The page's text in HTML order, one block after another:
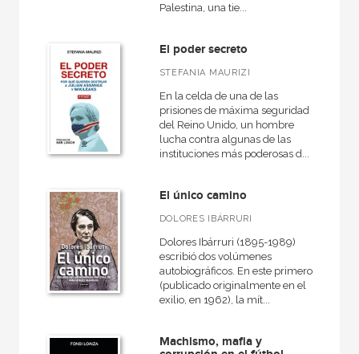
Palestina, una tie...
El poder secreto
STEFANIA MAURIZI
En la celda de una de las
prisiones de máxima seguridad
del Reino Unido, un hombre
lucha contra algunas de las
instituciones más poderosas d...
El único camino
DOLORES IBÁRRURI
Dolores Ibárruri (1895-1989)
escribió dos volúmenes
autobiográficos. En este primero
(publicado originalmente en el
exilio, en 1962), la mít...
Machismo, mafia y